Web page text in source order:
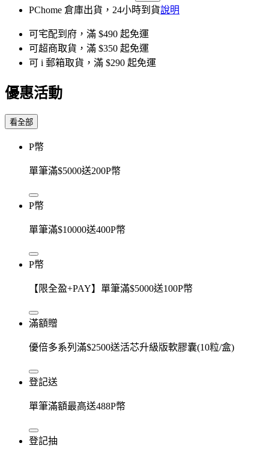
PChome 倉庫出貨，24小時到貨說明
可宅配到府，滿 $490 起免運
可超商取貨，滿 $350 起免運
可 i 郵箱取貨，滿 $290 起免運
優惠活動
看全部
P幣
單筆滿$5000送200P幣
P幣
單筆滿$10000送400P幣
P幣
【限全盈+PAY】單筆滿$5000送100P幣
滿額贈
優倍多系列滿$2500送活芯升級版軟膠囊(10粒/盒)
登記送
單筆滿額最高送488P幣
登記抽